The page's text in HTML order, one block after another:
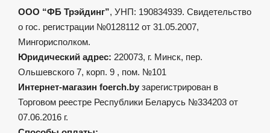
ООО “ФБ Трэйдинг”, УНП: 190834939. Свидетельство
о гос. регистрации №0128112 от 31.05.2007,
Мингорисполком.
Юридический адрес: 220073, г. Минск, пер.
Ольшевского 7, корп. 9 , пом. №101
Интернет-магазин foerch.by зарегистрирован в
Торговом реестре Республики Беларусь №334203 от
07.06.2016 г.